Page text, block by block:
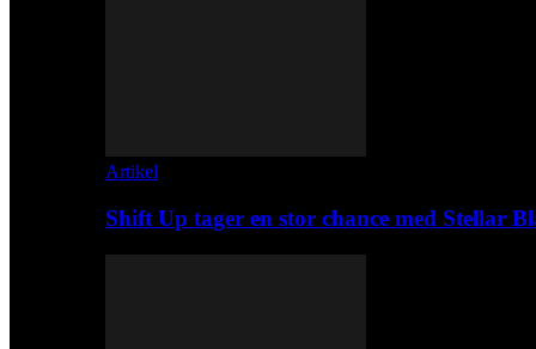
Artikel
Shift Up tager en stor chance med Stellar